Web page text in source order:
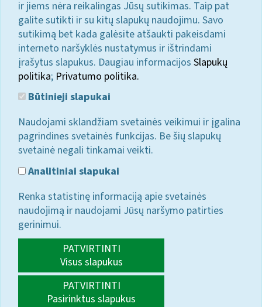
ir jiems nėra reikalingas Jūsų sutikimas. Taip pat
galite sutikti ir su kitų slapukų naudojimu. Savo
sutikimą bet kada galėsite atšaukti pakeisdami
interneto naršyklės nustatymus ir ištrindami
įrašytus slapukus. Daugiau informacijos Slapukų
politika; Privatumo politika.
Būtinieji slapukai
Naudojami sklandžiam svetainės veikimui ir įgalina
pagrindines svetainės funkcijas. Be šių slapukų
svetainė negali tinkamai veikti.
Analitiniai slapukai
Renka statistinę informaciją apie svetainės
naudojimą ir naudojami Jūsų naršymo patirties
gerinimui.
PATVIRTINTI
Visus slapukus
PATVIRTINTI
Pasirinktus slapukus